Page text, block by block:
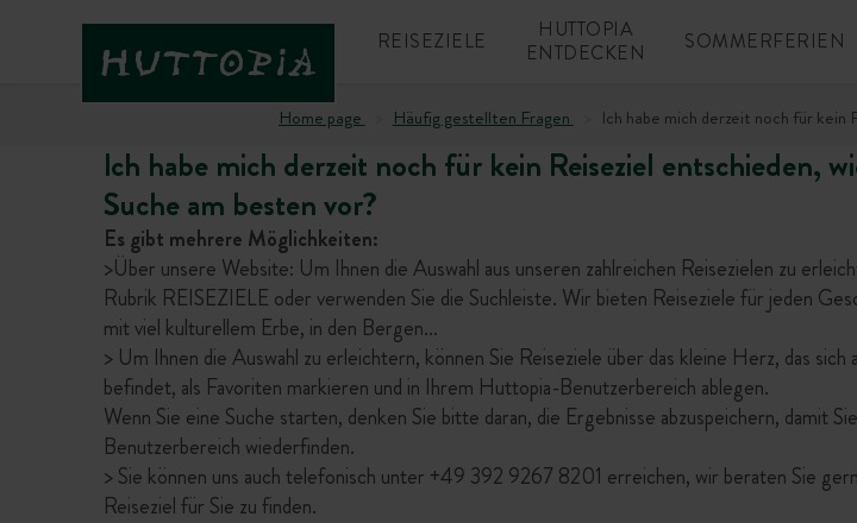
REISEZIELE
HUTTOPIA
ENTDECKEN
SOMMERFERIEN
Home page Häufig gestellten Fragen Ich habe mich derzeit noch für kein
Ich habe mich derzeit noch für kein Reiseziel entschieden,
Suche am besten vor?
Es gibt mehrere Möglichkeiten:
>Über unsere Website: Um Ihnen die Auswahl aus unseren zahlreichen Reisezielen zu
Rubrik REISEZIELE oder verwenden Sie die Suchleiste. Wir bieten Reiseziele für jeden
mit viel kulturellem Erbe, in den Bergen…
> Um Ihnen die Auswahl zu erleichtern, können Sie Reiseziele über das kleine Herz, das sich
befindet, als Favoriten markieren und in Ihrem Huttopia-Benutzerbereich ablegen.
Wenn Sie eine Suche starten, denken Sie bitte daran, die Ergebnisse abzuspeichern, damit
Benutzerbereich wiederfinden.
> Sie können uns auch telefonisch unter +49 392 9267 8201 erreichen, wir beraten Sie
Reiseziel für Sie zu finden.